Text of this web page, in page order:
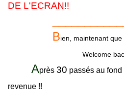
DE L'ECRAN!!
Bien, maintenant
Welcome back
Après 30 passés au fond
revenue !!